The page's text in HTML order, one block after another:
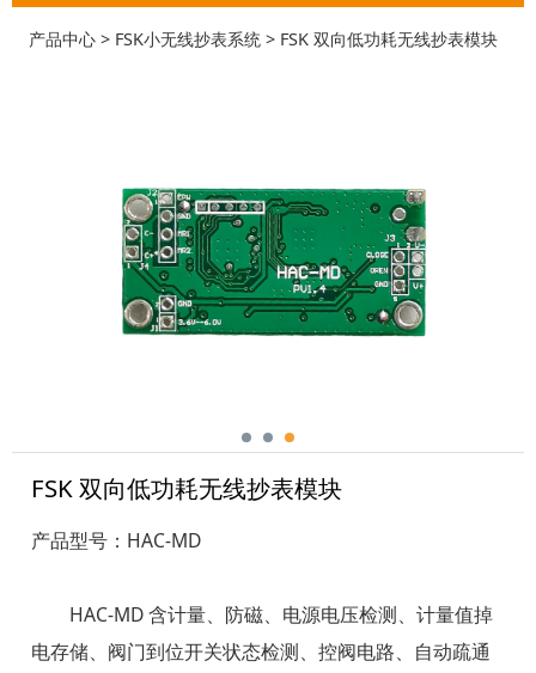
FSK 双向低功耗无线抄
产品中心 > FSK小无线抄表系统 > FSK 双向低功耗无线抄表模块
FSK 双向低功耗无线抄表模块
产品型号：HAC-MD
HAC-MD 含计量、防磁、电源电压检测、计量值掉
电存储、阀门到位开关状态检测、控阀电路、自动疏通